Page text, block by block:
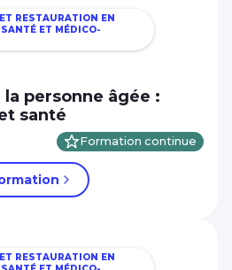
RESTAURATION EN
ET MÉDICO-
personne âgée :
santé
Formation continue
RESTAURATION EN